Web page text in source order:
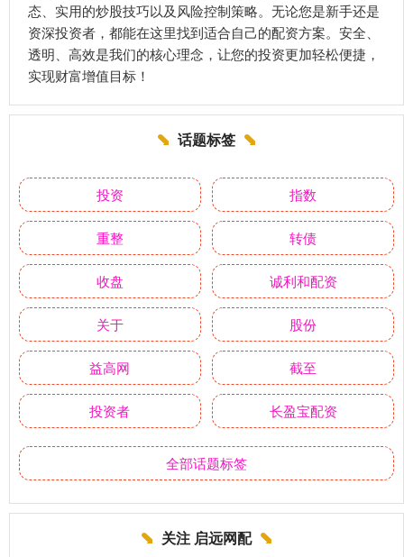
态、实用的炒股技巧以及风险控制策略。无论您是新手还是
资深投资者，都能在这里找到适合自己的配资方案。安全、
透明、高效是我们的核心理念，让您的投资更加轻松便捷，
实现财富增值目标！
话题标签
投资 指数
重整 转债
收盘 诚利和配资
关于 股份
益高网 截至
投资者 长盈宝配资
全部话题标签
关注 启远网配